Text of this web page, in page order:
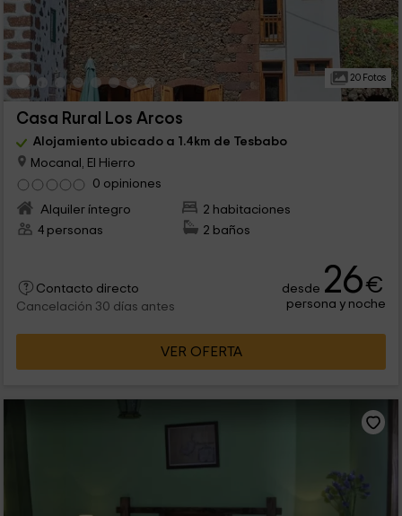
20 Fotos
Casa Rural Los Arcos
Alojamiento ubicado a 1.4km de Tesbabo
Mocanal, El Hierro
0 opiniones
Alquiler íntegro
2 habitaciones
4 personas
2 baños
Contacto directo
Cancelación 30 días antes
desde 26€
persona y noche
VER OFERTA